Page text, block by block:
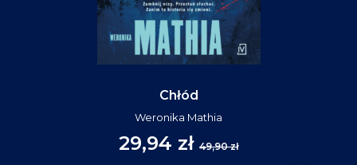
Chłód
Weronika Mathia
29,94 zł 49,90 zł